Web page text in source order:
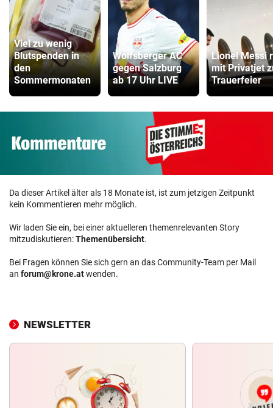
Viel zu wenig
Blutspenden in
den
Sommermonaten
Wolfsberger AC
gegen Salzburg
ab 17 Uhr LIVE
Lionel Messi
mit Privatjet
Trauerfeier
Da dieser Artikel älter als 18 Monate ist, ist zum jetzigen Zeitpunkt
kein Kommentieren mehr möglich.
Wir laden Sie ein, bei einer aktuelleren themenrelevanten Story
mitzudiskutieren:Themenübersicht.
Bei Fragen können Sie sich gern an das Community-Team per Mail
an forum@krone.atwenden.
NEWSLETTER